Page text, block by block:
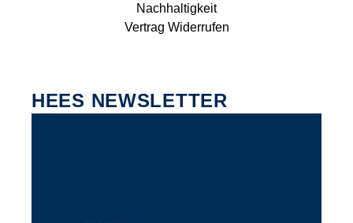
Nachhaltigkeit
Vertrag Widerrufen
HEES NEWSLETTER